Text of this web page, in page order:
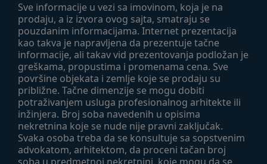
Sve informacije u vezi sa imovinom, koja je na
prodaju, a iz izvora ovog sajta, smatraju se
pouzdanim informacijama. Internet prezentacija
kao takva je napravljena da prezentuje tačne
informacije, ali takav vid prezentovanja podložan je
greškama, propustima i promenama cena. Sve
površine objekata i zemlje koje se prodaju su
približne. Tačne dimenzije se mogu dobiti
potraživanjem usluga profesionalnog arhitekte ili
inžinjera. Broj soba navedenih u opisima
nekretnina koje se nude nije pravni zaključak.
Svaka osoba treba da se konsultuje sa sopstvenim
advokatom, arhitektom, da proceni tačan broj